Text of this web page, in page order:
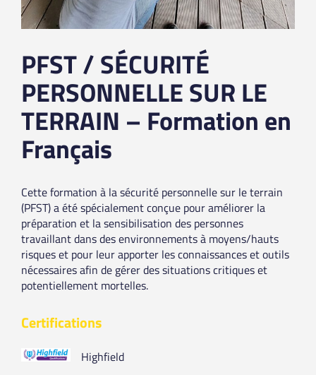
PFST / SÉCURITÉ
PERSONNELLE SUR LE
TERRAIN – Formation en
Français
Cette formation à la sécurité personnelle sur le terrain
(PFST) a été spécialement conçue pour améliorer la
préparation et la sensibilisation des personnes
travaillant dans des environnements à moyens/hauts
risques et pour leur apporter les connaissances et outils
nécessaires afin de gérer des situations critiques et
potentiellement mortelles.
Certifications
Highfield